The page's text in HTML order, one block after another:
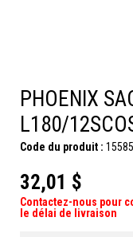
PHOENIX
L180/
Code du produit :
32,01 $
Contactez-nous pour
le délai de livraison